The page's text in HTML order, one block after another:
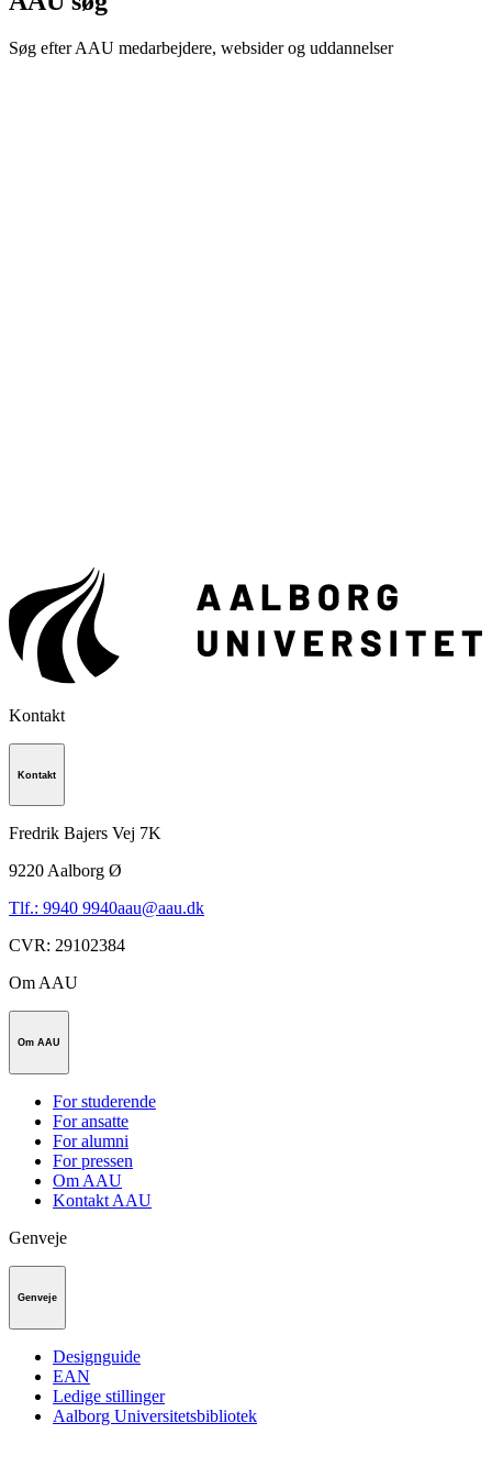
Søg efter AAU medarbejdere, websider og uddannelser
Kontakt
Kontakt
Fredrik Bajers Vej 7K
9220Aalborg Ø
Tlf.: 9940 9940aau@aau.dk
CVR: 29102384
Om AAU
Om AAU
For studerende
For ansatte
For alumni
For pressen
Om AAU
Kontakt AAU
Genveje
Genveje
Designguide
EAN
Ledige stillinger
Aalborg Universitetsbibliotek